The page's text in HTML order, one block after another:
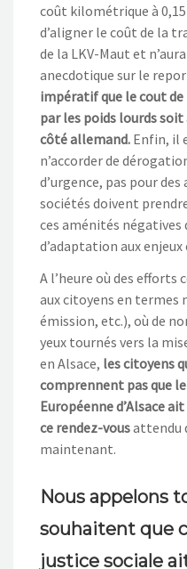
coût kilométrique à
d’aligner le coût de la
de la LKV-Maut et
anecdotique sur le
impératif que le cout
par les poids lourds
côté allemand. Enfin, il
n’accorder de
d’urgence, pas pour
sociétés doivent
ces aménités négatives
d’adaptation aux
A l’heure où des efforts
aux citoyens en
émission, etc.), où de
yeux tournés vers la
en Alsace, les citoyens
comprennent pas que
Européenne d’Alsace
ce rendez-vousattendu
maintenant.
Nous appelons
souhaitent que
justice sociale